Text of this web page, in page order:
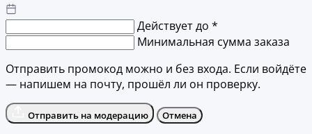
Действует до *
Минимальная сумма заказа
Отправить промокод можно и без входа. Если войдёте
— напишем на почту, прошёл ли он проверку.
Отправить на модерацию Отмена